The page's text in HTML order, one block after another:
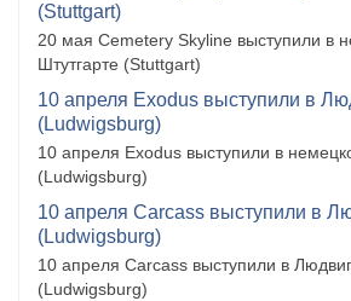
(Stuttgart)
20 мая Cemetery Skyline выступили в
Штутгарте (Stuttgart)
10 апреля Exodus выступили в
(Ludwigsburg)
10 апреля Exodus выступили в
(Ludwigsburg)
10 апреля Carcass выступили в
(Ludwigsburg)
10 апреля Carcass выступили в
(Ludwigsburg)